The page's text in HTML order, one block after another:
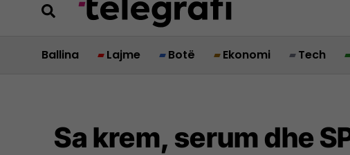
Ballina Lajme Botë Ekonomi Tech
Sa krem, serum dhe